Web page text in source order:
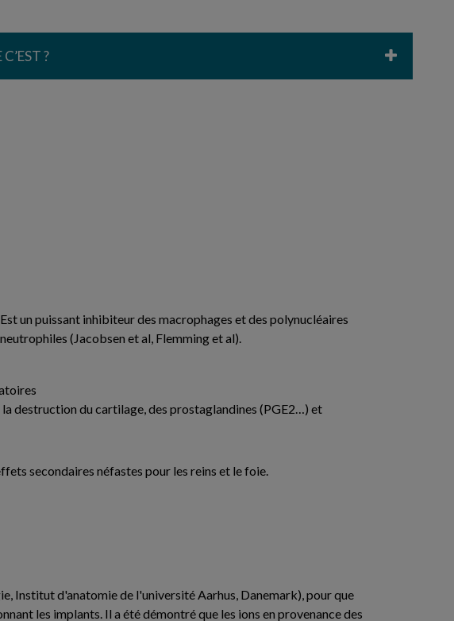
?
Est un puissant inhibiteur des macrophages et des polynucléaires
neutrophiles (Jacobsen et al, Flemming et al).
destruction du cartilage, des prostaglandines (PGE2…) et
secondaires néfastes pour les reins et le foie.
Institut d'anatomie de l'université Aarhus, Danemark), pour que
les implants. Il a été démontré que les ions en provenance des